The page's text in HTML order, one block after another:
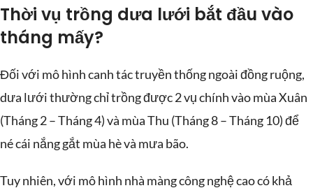
Thời vụ trồng dưa lưới bắt đầu vào
tháng mấy?
Đối với mô hình canh tác truyền thống ngoài đồng ruộng,
dưa lưới thường chỉ trồng được 2 vụ chính vào mùa Xuân
(Tháng 2 – Tháng 4) và mùa Thu (Tháng 8 – Tháng 10) để
né cái nắng gắt mùa hè và mưa bão.
Tuy nhiên, với mô hình nhà màng công nghệ cao có khả